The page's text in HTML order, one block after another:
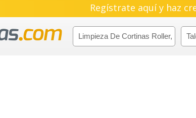
Regístrate aquí y haz